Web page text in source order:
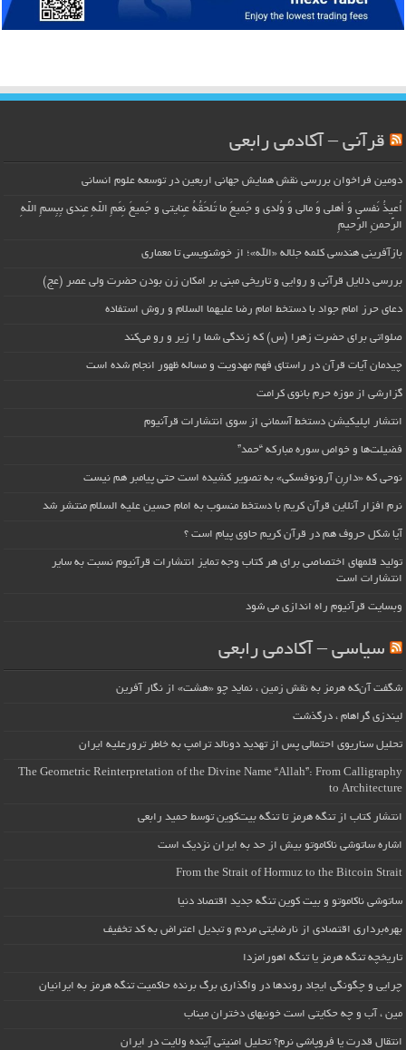
قرآنی – آکادمی رابعی
دومین فراخوان بررسی نقش همایش جهانی اربعین در توسعه علوم انسانی
اُعیذُ نَفسی وَ أهلی وَ مالی وَ وُلدی و جَمیعَ ما تَلحَقُهُ عِنایتی و جَمیعَ نِعَمِ اللّهِ عِندی بِبِسمِ اللّهِ
الرَّحمنِ الرَّحیمِ
بازآفرینی هندسی کلمه جلاله «الله»؛ از خوشنویسی تا معماری
بررسی دلایل قرآنی و روایی و تاریخی مبنی بر امکان زن بودن حضرت ولی عصر (عج)
دعای حرز امام جواد با دستخط امام رضا علیهما السلام و روش استفاده
صلواتی برای حضرت زهرا (س) که زندگی شما را زیر و رو می‌کند
چیدمان آیات قرآن در راستای فهم مهدویت و مساله ظهور انجام شده است
گزارشی از موزه حرم بانوی کرامت
انتشار اپلیکیشن دستخط آسمانی از سوی انتشارات قرآنیوم
فضیلت‌ها و خواص سوره مبارکه “حمد”
نوحی که «دارِن آرونوفسکی» به تصویر کشیده است حتی پیامبر هم نیست
نرم افزار آنلاین قرآن کریم با دستخط منسوب به امام حسین علیه السلام منتشر شد
آیا شکل حروف هم در قرآن کریم حاوی پیام است ؟
تولید قلمهای اختصاصی برای هر کتاب وجه تمایز انتشارات قرآنیوم نسبت به سایر
انتشارات است
وبسایت قرآنیوم راه اندازی می شود
سیاسی – آکادمی رابعی
شگفت آن‌که هرمز به نقش زمین ، نماید چو «هشت» از نگار آفرین
لیندزی گراهام ، درگذشت
تحلیل سناریوی احتمالی پس از تهدید دونالد ترامپ به خاطر ترورعلیه ایران
The Geometric Reinterpretation of the Divine Name “Allah”: From Calligraphy
to Architecture
انتشار کتاب از تنگه هرمز تا تنگه بیت‌کوین توسط حمید رابعی
اشاره ساتوشی ناکاموتو بیش از حد به ایران نزدیک است
From the Strait of Hormuz to the Bitcoin Strait
ساتوشی ناکاموتو و بیت کوین تنگه جدید اقتصاد دنیا
بهره‌برداری اقتصادی از نارضایتی مردم و تبدیل اعتراض به کد تخفیف
تاریخچه تنگه هرمز یا تنگه اهورامزدا
چرایی و چگونگی ایجاد روندها در واگذاری برگ برنده حاکمیت تنگه هرمز به ایرانیان
مین ، آب و چه حکایتی است خونبهای دختران میناب
انتقال قدرت یا فروپاشی نرم؟ تحلیل امنیتی آینده ولایت در ایران